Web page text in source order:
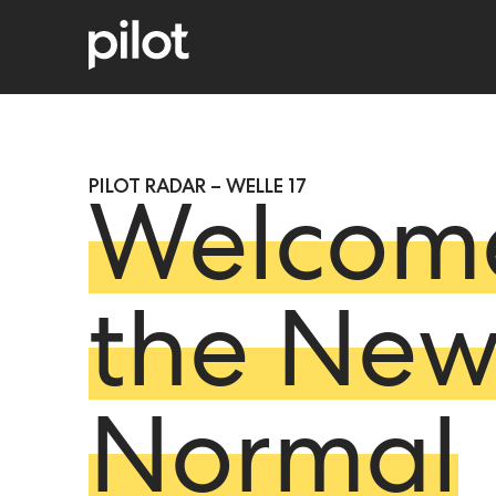
PILOT RADAR – WELLE 17
the
Normal